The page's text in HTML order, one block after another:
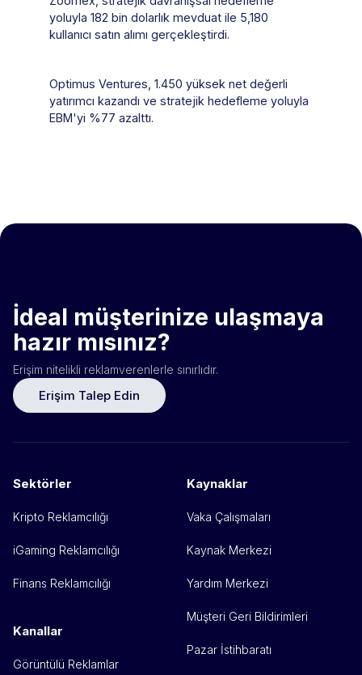
yoluyla 182 bin dolarlık mevduat ile 5,180
kullanıcı satın alımı gerçekleştirdi.
Optimus Ventures, 1.450 yüksek net değerli
yatırımcı kazandı ve stratejik hedefleme yoluyla
EBM'yi %77 azalttı.
İdeal müşterinize ulaşmaya
hazır mısınız?
Erişim nitelikli reklamverenlerle sınırlıdır.
Erişim Talep Edin
Sektörler
Kripto Reklamcılığı
iGaming Reklamcılığı
Finans Reklamcılığı
Kanallar
Görüntülü Reklamlar
Kaynaklar
Vaka Çalışmaları
Kaynak Merkezi
Yardım Merkezi
Müşteri Geri Bildirimleri
Pazar İstihbaratı